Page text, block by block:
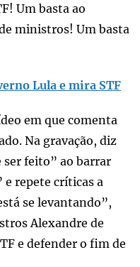
Um basta ao
ministros! Um basta
Lula e mira STF
em que comenta
Na gravação, diz
ser feito” ao barrar
repete críticas a
se levantando”,
Alexandre de
e defender o fim de